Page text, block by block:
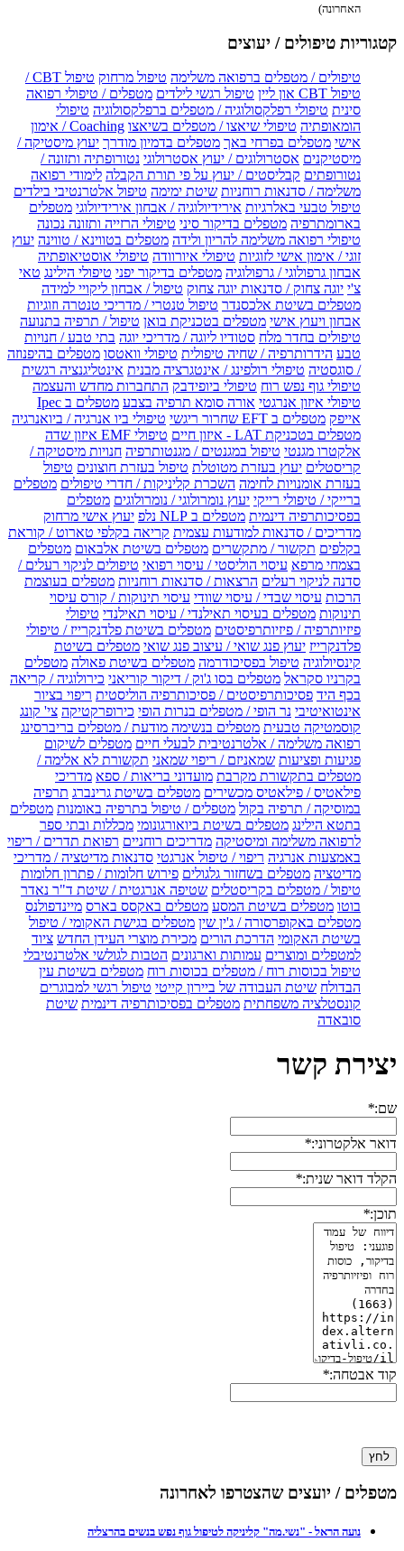
האחרונה)
קטגוריות טיפולים / יעוצים
טיפולים / מטפלים ברפואה משלימה טיפול מרחוק
טיפול CBT /
טיפול CBT און ליין
טיפול רגשי לילדים מטפלים / טיפולי רפואה
סינית טיפולי רפלקסולוגיה / מטפלים ברפלקסולוגיה טיפולי
הומאופתיה טיפולי שיאצו / מטפלים בשיאצו
Coaching / אימון
אישי מטפלים בפרחי באך מטפלים בדמיון מודרך יעוץ מיסטיקה /
מיסטיקנים אסטרולוגים / יעוץ אסטרולוגי נטורופתיה ותזונה /
נטורופתים קבליסטים / יעוץ על פי תורת הקבלה לימודי רפואה
משלימה / סדנאות רוחניות שיטת ימימה טיפול אלטרנטיבי בילדים
טיפול טבעי באלרגיות אירידיולוגיה / אבחון אירידיולוגי מטפלים
בארומתרפיה מטפלים בדיקור סיני טיפולי הרזייה ותזונה נכונה
טיפולי רפואה משלימה להריון ולידה מטפלים בטווינא / טווינה יעוץ
זוגי / אימון אישי לזוגיות טיפולי איורוודה טיפולי אוסטיאופתיה
אבחון גרפולוגי / גרפולוגיה מטפלים בדיקור יפני טיפולי הילינג טאי
צ'י יוגה צחוק / סדנאות יוגה צחוק טיפול / אבחון ליקויי למידה
מטפלים בשיטת אלכסנדר טיפול טנטרי / מדריכי טנטרה וזוגיות
אבחון ויעוץ אישי מטפלים בטכניקת בואן טיפול / תרפיה בתנועה
טיפולים בחדר מלח סטודיו ליוגה / מדריכי יוגה בתי טבע / חנויות
טבע הידרותרפיה / שחיה טיפולית טיפולי וואטסו מטפלים בהיפנוזה
/ סוגסטיה טיפולי רולפינג / אינטגרציה מבנית אינטליגנציה רגשית
טיפולי גוף נפש רוח טיפולי ביופידבק התחברות מחדש והעצמה
טיפולי איזון אנרגטי אורה סומא תרפיה בצבע
מטפלים ב Ipec
אייפק מטפלים ב EFT שחרור ריגשי
טיפולי ביו אנרגיה / ביואנרגיה
מטפלים בטכניקת LAT - איזון חיים
טיפולי EMF איזון שדה
אלקטרו מגנטי טיפול במגנטים / מגנטותרפיה חנויות מיסטיקה /
קריסטלים יעוץ בעזרת מטוטלת טיפול בעזרת חוצונים טיפול
בעזרת אומנויות לחימה השכרת קליניקות / חדרי טיפולים מטפלים
ברייקי / טיפולי רייקי יעוץ נומרולוגי / נומרולוגים מטפלים
בפסיכותרפיה דינמית מטפלים ב NLP נלפ
יעוץ אישי מרחוק
מדריכים / סדנאות למודעות עצמית קריאה בקלפי טארוט / קוראת
בקלפים תקשור / מתקשרים מטפלים בשיטת אלבאום מטפלים
בצמחי מרפא עיסוי הוליסטי / עיסוי רפואי טיפולים לניקוי רעלים /
סדנה לניקוי רעלים הרצאות / סדנאות רוחניות מטפלים בעוצמת
הרכות עיסוי שבדי / עיסוי שוודי עיסוי תינוקות / קורס עיסוי
תינוקות מטפלים בעיסוי תאילנדי / עיסוי תאילנדי טיפולי
פיזיותרפיה / פיזיותרפיסטים מטפלים בשיטת פלדנקרייז / טיפולי
פלדנקרייז יעוץ פנג שואי / עיצוב פנג שואי מטפלים בשיטת
קינסיולוגיה טיפול בפסיכודרמה מטפלים בשיטת פאולה מטפלים
בקרניו סקראל מטפלים בסו ג'וק / דיקור קוריאני כירולוגיה / קריאה
בכף היד פסיכותרפיסטים / פסיכותרפיה הוליסטית ריפוי בציור
אינטואיטיבי נר הופי / מטפלים בנרות הופי כירופרקטיקה צי' קונג
קוסמטיקה טבעית מטפלים בנשימה מודעת / מטפלים בריברסינג
רפואה משלימה / אלטרנטיבית לבעלי חיים מטפלים לשיקום
פגיעות ופציעות שמאניזם / ריפוי שמאני תקשורת לא אלימה /
מטפלים בתקשורת מקרבת מועדוני בריאות / ספא מדריכי
פילאטיס / פילאטיס מכשירים מטפלים בשיטת גרינברג תרפיה
במוסיקה / תרפיה בקול מטפלים / טיפול בתרפיה באומנות מטפלים
בתטא הילינג מטפלים בשיטת ביואורגונומי מכללות ובתי ספר
לרפואה משלימה ומיסטיקה מדריכים רוחניים רפואת תדרים / ריפוי
באמצעות אנרגיה ריפוי / טיפול אנרגטי סדנאות מדיטציה / מדריכי
מדיטציה מטפלים בשחזור גלגולים פירוש חלומות / פתרון חלומות
טיפול / מטפלים בקריסטלים שטיפה אנרגטית / שיטת ד"ר נאדר
בוטו מטפלים בשיטת המסע מטפלים באקסס בארס מיינדפולנס
מטפלים באקופרסורה / ג'ין שין מטפלים בגישת האקומי / טיפול
בשיטת האקומי הדרכת הורים מכירת מוצרי העידן החדש ציוד
למטפלים ומוצרים עמותות וארגונים הטבות לגולשי אלטרנטיבלי
טיפול בכוסות רוח / מטפלים בכוסות רוח מטפלים בשיטת עין
הבדולח שיטת העבודה של ביירון קייטי טיפול רגשי למבוגרים
קונסטלציה משפחתית מטפלים בפסיכותרפיה דינמית שיטת
סובאדה
יצירת קשר
שם:*
דואר אלקטרוני:*
הקלד דואר שנית:*
תוכן:*
קוד אבטחה:*
לחץ
מטפלים / יועצים שהצטרפו לאחרונה
נועה הראל - "נשי.מה" קליניקה לטיפול גוף נפש בנשים בהרצליה